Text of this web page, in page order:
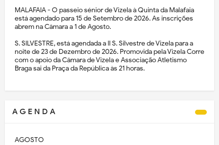
MALAFAIA - O passeio sénior de Vizela à Quinta da Malafaia
está agendado para 15 de Setembro de 2026. As inscrições
abrem na Câmara a 1 de Agosto.
S. SILVESTRE, está agendada a II S. Silvestre de Vizela para a
noite de 23 de Dezembro de 2026. Promovida pela Vizela Corre
com o apoio da Câmara de Vizela e Associação Atletismo
Braga sai da Praça da República às 21 horas.
A G E N D A
AGOSTO